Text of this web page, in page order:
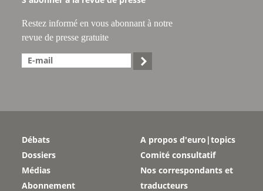
Restez informé en vous abonnant à notre
revue de presse gratuite

Débats
Dossiers
Médias
Abonnement
A propos d'euro|topics
Comité consultatif
Nos correspondants et
traducteurs